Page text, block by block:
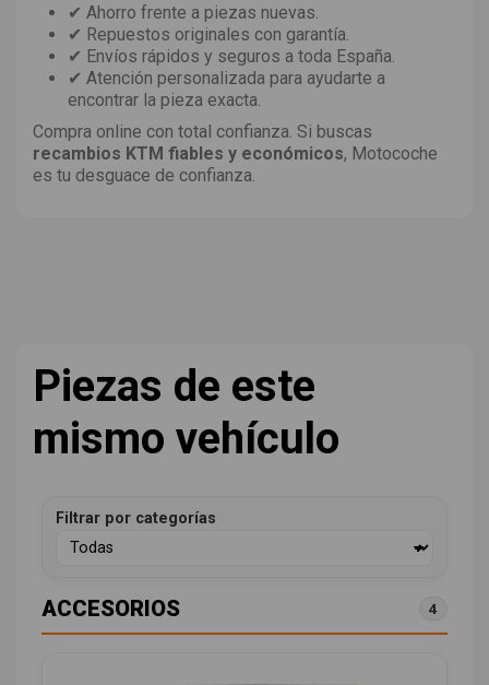
✔ Ahorro frente a piezas nuevas.
✔ Repuestos originales con garantía.
✔ Envíos rápidos y seguros a toda España.
✔ Atención personalizada para ayudarte a
encontrar la pieza exacta.
Compra online con total confianza. Si buscas
recambios KTM fiables y económicos, Motocoche
es tu desguace de confianza.
Piezas de este
mismo vehículo
Filtrar por categorías
ACCESORIOS 4